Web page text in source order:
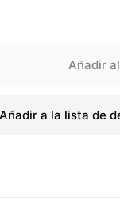
Añadir
Añadir a la lista de